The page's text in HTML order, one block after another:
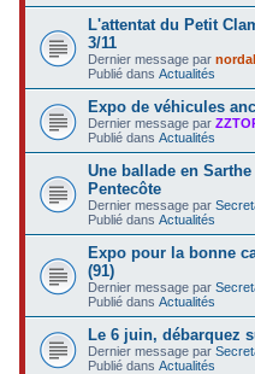
L'attentat du Petit
3/11
Dernier message par
Publié dansActualités
Expo de véhicules
Dernier message par
Publié dansActualités
Une ballade en
Pentecôte
Dernier message par
Publié dansActualités
Expo pour la bonne
(91)
Dernier message par
Publié dansActualités
Le 6 juin, débarquez
Dernier message par
Publié dansActualités